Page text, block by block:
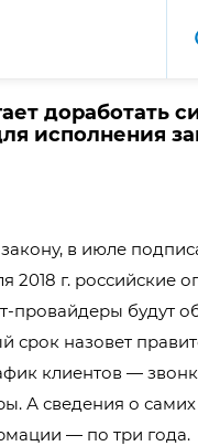
доработать
исполнения
в июле
2018 г. российские
провайдеры будут
срок назовет
клиентов —
А сведения о самих
— по три года.